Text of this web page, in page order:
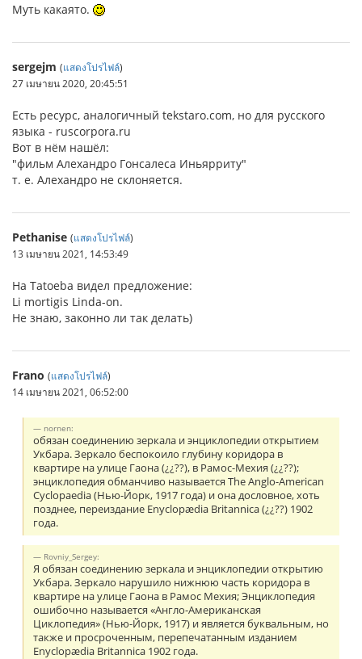
Муть какаято.
sergejm (แสดงโปรไฟล์)
27 เมษายน 2020, 20:45:51
Есть ресурс, аналогичный tekstaro.com, но для русского
языка - ruscorpora.ru
Вот в нём нашёл:
"фильм Алехандро Гонсалеса Иньярриту"
т. е. Алехандро не склоняется.
Pethanise (แสดงโปรไฟล์)
13 เมษายน 2021, 14:53:49
На Tatoeba видел предложение:
Li mortigis Linda-on.
Не знаю, законно ли так делать)
Frano (แสดงโปรไฟล์)
14 เมษายน 2021, 06:52:00
nornen:
обязан соединению зеркала и энциклопедии открытием
Укбара. Зеркало беспокоило глубину коридора в
квартире на улице Гаона (¿¿??), в Рамос-Мехия (¿¿??);
энциклопедия обманчиво называется The Anglo-American
Cyclopaedia (Нью-Йорк, 1917 года) и она дословное, хоть
позднее, переиздание Enyclopædia Britannica (¿¿??) 1902
года.
Rovniy_Sergey:
Я обязан соединению зеркала и энциклопедии открытию
Укбара. Зеркало нарушило нижнюю часть коридора в
квартире на улице Гаона в Рамос Мехия; Энциклопедия
ошибочно называется «Англо-Американская
Циклопедия» (Нью-Йорк, 1917) и является буквальным, но
также и просроченным, перепечатанным изданием
Enyclopædia Britannica 1902 года.